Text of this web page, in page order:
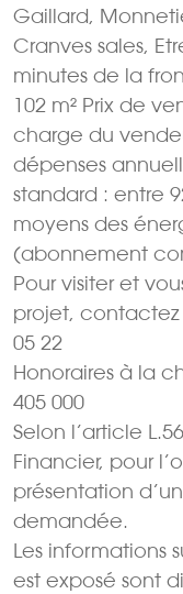
Gaillard,
Cranves sales,
minutes de la
102 m² Prix de
charge du
dépenses
standard : entre
moyens des
(abonnement
Pour visiter et
projet, contactez
05 22
Honoraires à la
405 000 
Selon l’article
Financier, pour
présentation
demandée.
Les informations
est exposé sont